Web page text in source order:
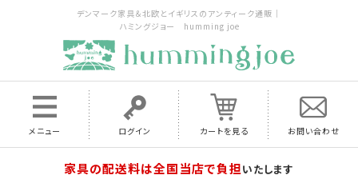
デンマーク家具＆北欧とイギリスのアンティーク通販｜
ハミングジョー humming joe
メニュー ログイン カートを見る お問い合わせ
家具の配送料は全国当店で負担いたします